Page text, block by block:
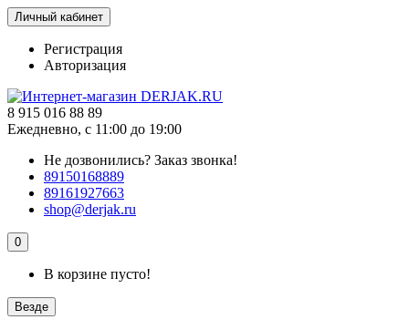
Личный кабинет
Регистрация
Авторизация
8 915 016 88 89
Ежедневно, с 11:00 до 19:00
Не дозвонились? Заказ звонка!
89150168889
89161927663
shop@derjak.ru
0
В корзине пусто!
Везде